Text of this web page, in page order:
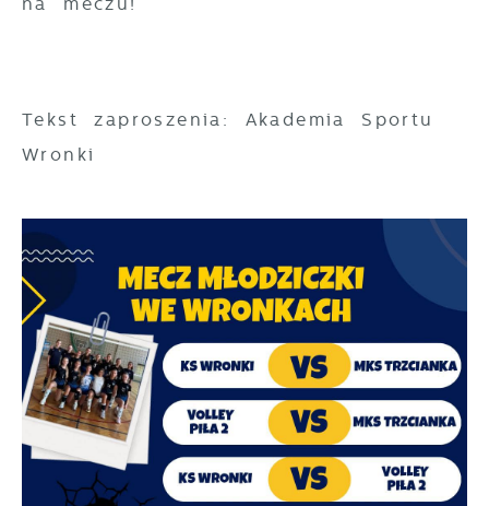
Tekst zaproszenia: Akademia Sportu
Wronki